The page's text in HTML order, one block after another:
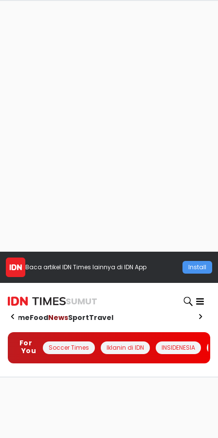
Baca artikel IDN Times lainnya di IDN App Install
SUMUT
HomeFoodNewsSportTravel
For
You
Soccer Times Iklanin di IDN INSIDENESIA